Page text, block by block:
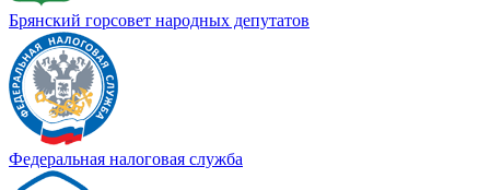
Брянский горсовет народных депутатов
Федеральная налоговая служба